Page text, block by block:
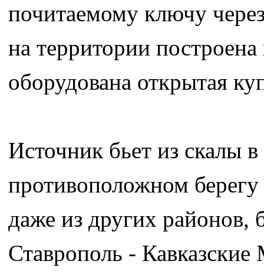
почитаемому ключу
на территории построена
оборудована открытая
Источник бьет из скалы
противоположном
даже из других районов,
Ставрополь -